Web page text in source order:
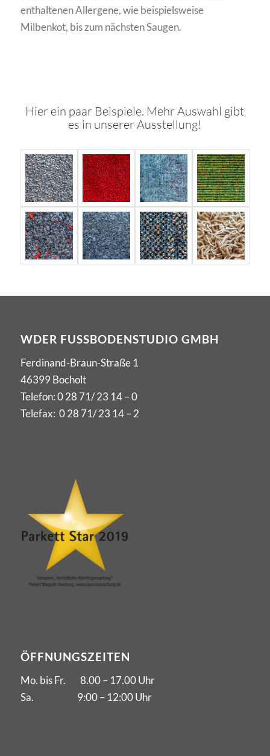
enthaltenen Allergene, wie beispielsweise
Milbenkot, bis zum nächsten Saugen.
Hier ein paar Beispiele. Mehr Auswahl gibt
es in unserer Ausstellung!
WDER FUSSBODENSTUDIO GMBH
Ferdinand-Braun-Straße 1
46399 Bocholt
Telefon:0 28 71/ 23 14 – 0
Telefax: 0 28 71/ 23 14 – 2
ÖFFNUNGSZEITEN
Mo. bis Fr. 8.00 – 17.00 Uhr
Sa. 9:00 – 12:00 Uhr